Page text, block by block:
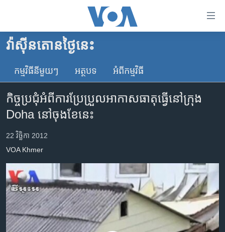
គេហទំព័រ​
ទាក់ទង
និង​
ចូល​
ទំព័រ​
ព័ត៌មាន​​
ម្តង
រំលង​
និង​
ចូល​
ទៅ​
ទំព័រ​
រចនា
កម្ពុជា
អន្តរជាតិ
ចិន
កម្ពុជាច្នៃប្រតិដ្ឋ
ទូរទស្សន៍ / វីដេអូ​
វិទ្យុ / ផតខាសថ៍
កម្មវិធីទាំងអស់
វ៉ាស៊ីនតោន​ថ្ងៃ​នេះ
កម្មវិធី​នីមួយៗ អត្ថបទ​ អំពី​កម្មវិធី​
កិច្ចប្រជុំ​អំពី​ការ​ប្រែប្រួល​អាកាស​ធាតុ​ធ្វើ​នៅ​ក្រុង​
Doha ​នៅ​ចុង​ខែ​នេះ
22 វិច្ឆិកា 2012
VOA Khmer